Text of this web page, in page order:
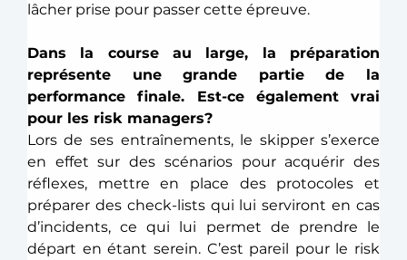
lâcher prise pour passer cette épreuve.
Dans la course au large, la préparation
représente une grande partie de la
performance finale. Est-ce également vrai
pour les risk managers?
Lors de ses entraînements, le skipper s’exerce
en effet sur des scénarios pour acquérir des
réflexes, mettre en place des protocoles et
préparer des check-lists qui lui serviront en cas
d’incidents, ce qui lui permet de prendre le
départ en étant serein. C’est pareil pour le risk